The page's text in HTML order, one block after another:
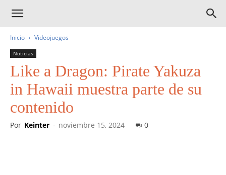
Inicio Videojuegos
Noticias
Like a Dragon: Pirate Yakuza
in Hawaii muestra parte de su
contenido
Por Keinter - noviembre 15, 2024 0